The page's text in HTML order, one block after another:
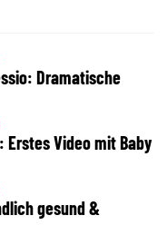
Dramatische
Erstes Video mit Baby
gesund &